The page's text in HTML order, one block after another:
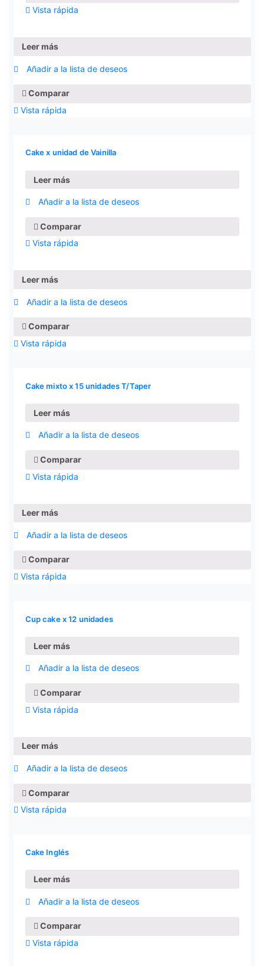
Vista rápida
Leer más
Añadir a la lista de deseos
Comparar
Vista rápida
Cake x unidad de Vainilla
Leer más
Añadir a la lista de deseos
Comparar
Vista rápida
Leer más
Añadir a la lista de deseos
Comparar
Vista rápida
Cake mixto x 15 unidades T/Taper
Leer más
Añadir a la lista de deseos
Comparar
Vista rápida
Leer más
Añadir a la lista de deseos
Comparar
Vista rápida
Cup cake x 12 unidades
Leer más
Añadir a la lista de deseos
Comparar
Vista rápida
Leer más
Añadir a la lista de deseos
Comparar
Vista rápida
Cake Inglés
Leer más
Añadir a la lista de deseos
Comparar
Vista rápida